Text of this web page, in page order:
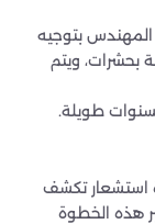
المهندس بتوجيه
بحشرات، ويتم
استشعار تكشف
هذه الخطوة